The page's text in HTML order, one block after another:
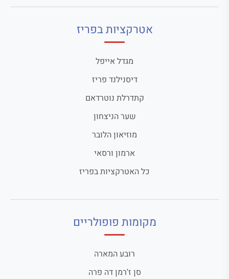
אטרקציות בפריז
מגדל אייפל
דיסנילנד פריז
קתדרלת נוטרדאם
שער הניצחון
מוזיאון הלובר
ארמון ורסאי
כל האטרקציות בפריז
מקומות פופולריים
רובע המארה
סן ז'רמן דה פרה